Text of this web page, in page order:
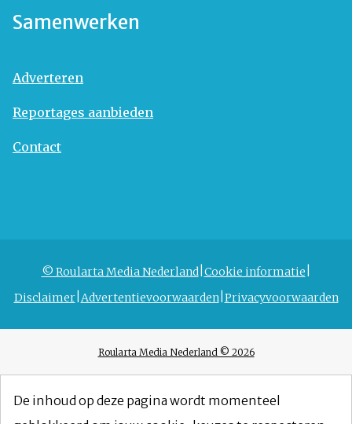
Samenwerken
Adverteren
Reportages aanbieden
Contact
© Roularta Media Nederland Cookie informatie
Disclaimer Advertentievoorwaarden Privacyvoorwaarden
Roularta Media Nederland © 2026
De inhoud op deze pagina wordt momenteel